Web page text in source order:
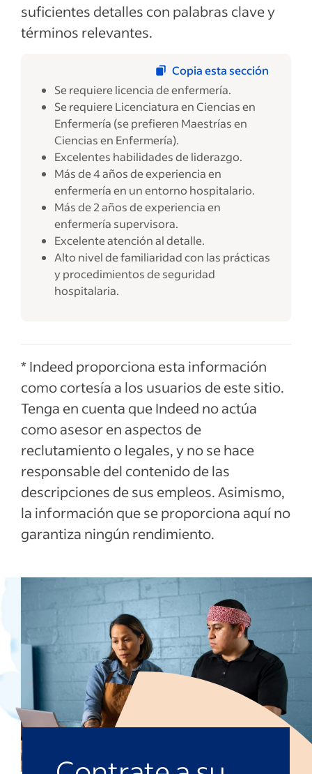
suficientes detalles con palabras clave y
términos relevantes.
Copia esta sección
Se requiere licencia de enfermería.
Se requiere Licenciatura en Ciencias en
Enfermería (se prefieren Maestrías en
Ciencias en Enfermería).
Excelentes habilidades de liderazgo.
Más de 4 años de experiencia en
enfermería en un entorno hospitalario.
Más de 2 años de experiencia en
enfermería supervisora.
Excelente atención al detalle.
Alto nivel de familiaridad con las prácticas
y procedimientos de seguridad
hospitalaria.
* Indeed proporciona esta información
como cortesía a los usuarios de este sitio.
Tenga en cuenta que Indeed no actúa
como asesor en aspectos de
reclutamiento o legales, y no se hace
responsable del contenido de las
descripciones de sus empleos. Asimismo,
la información que se proporciona aquí no
garantiza ningún rendimiento.